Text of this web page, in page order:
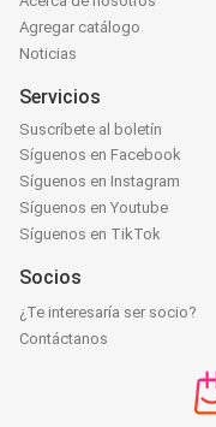
Agregar catálogo
Noticias
Servicios
Suscríbete al boletín
Síguenos en Facebook
Síguenos en Instagram
Síguenos en Youtube
Síguenos en TikTok
Socios
¿Te interesaría ser socio?
Contáctanos